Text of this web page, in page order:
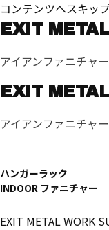
コンテンツへスキッ
EXIT
アイアンファニチャ
EXIT
アイアンファニチャ
ハンガーラック
INDOOR ファニチャー
EXIT METAL WORK